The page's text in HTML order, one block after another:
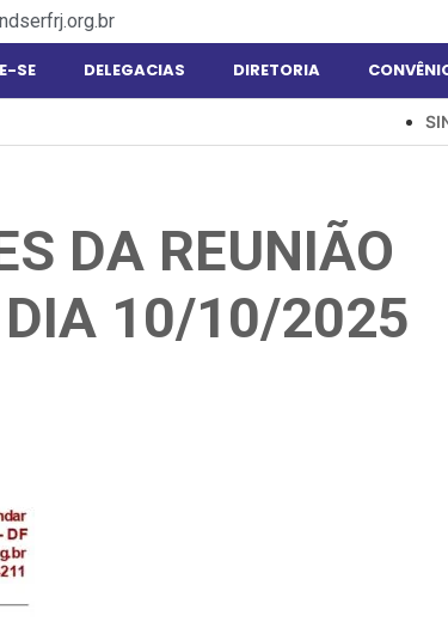
SE DELEGACIAS DIRETORIA
DA REUNIÃO
DIA 10/10/2025